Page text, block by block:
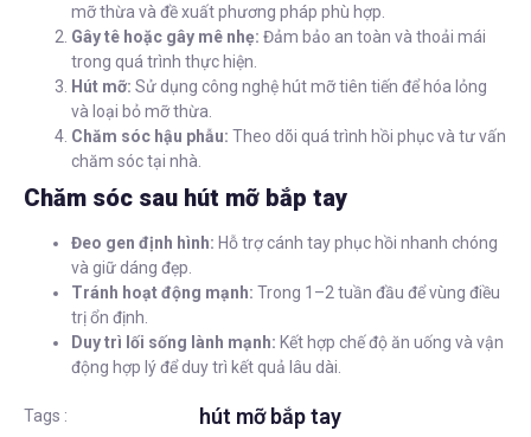
mỡ thừa và đề xuất phương pháp phù hợp.
Gây tê hoặc gây mê nhẹ: Đảm bảo an toàn và thoải mái
trong quá trình thực hiện.
Hút mỡ: Sử dụng công nghệ hút mỡ tiên tiến để hóa lỏng
và loại bỏ mỡ thừa.
Chăm sóc hậu phẫu: Theo dõi quá trình hồi phục và tư vấn
chăm sóc tại nhà.
Chăm sóc sau hút mỡ bắp tay
Đeo gen định hình: Hỗ trợ cánh tay phục hồi nhanh chóng
và giữ dáng đẹp.
Tránh hoạt động mạnh: Trong 1–2 tuần đầu để vùng điều
trị ổn định.
Duy trì lối sống lành mạnh: Kết hợp chế độ ăn uống và vận
động hợp lý để duy trì kết quả lâu dài.
Tags : hút mỡ bắp tay